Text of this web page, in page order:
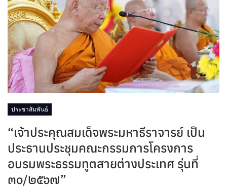
ประชาสัมพันธ์
“เจ้าประคุณสมเด็จพระมหาธีราจารย์ เป็น
ประธานประชุมคณะกรรมการโครงการ
อบรมพระธรรมทูตสายต่างประเทศ รุ่นที่
๓๐/๒๕๖๗”